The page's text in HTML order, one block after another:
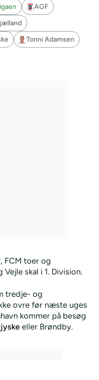
AGF
Tonni Adamsen
FCM toer og
skal i 1. Division.
tredje- og
ovre før næste uges
kommer på besøg
eller Brøndby.